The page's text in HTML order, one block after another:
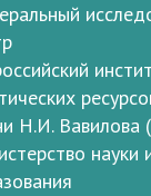
Н.И. Вавилова
науки